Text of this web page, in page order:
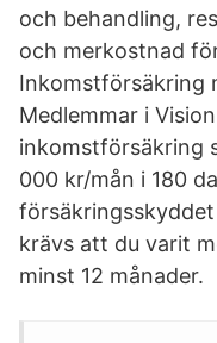
och behandling,
och merkostnad
Inkomstförsäkring
Medlemmar i
inkomstförsäkring
000 kr/mån i 180
krävs att du varit
minst 12 månader.